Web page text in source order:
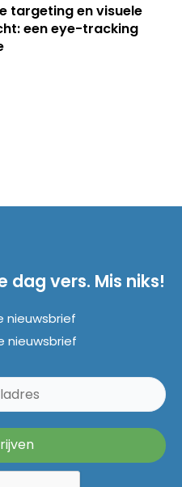
targeting en visuele
een eye-tracking
dag vers. Mis niks!
nieuwsbrief
nieuwsbrief